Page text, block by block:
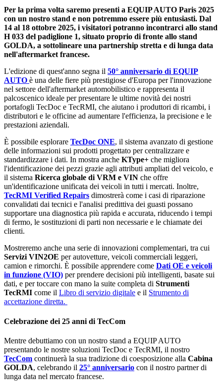
Per la prima volta saremo presenti a EQUIP AUTO Paris 2025
con un nostro stand e non potremmo essere più entusiasti. Dal
14 al 18 ottobre 2025, i visitatori potranno incontrarci allo stand
H 033 del padiglione 1, situato proprio di fronte allo stand
GOLDA, a sottolineare una partnership stretta e di lunga data
nell'aftermarket francese.
L'edizione di quest'anno segna il 50° anniversario di EQUIP
AUTO è una delle fiere più prestigiose d'Europa per l'innovazione
nel settore dell'aftermarket automobilistico e rappresenta il
palcoscenico ideale per presentare le ultime novità dei nostri
portafogli TecDoc e TecRMI, che aiutano i produttori di ricambi, i
distributori e le officine ad aumentare l'efficienza, la precisione e le
prestazioni aziendali.
È possibile esplorare TecDoc ONE, il sistema avanzato di gestione
delle informazioni sui prodotti progettato per centralizzare e
standardizzare i dati. In mostra anche KType+ che migliora
l'identificazione dei pezzi grazie agli attributi ampliati del veicolo, e
il sistema Ricerca globale di VRM e VIN che offre
un'identificazione unificata dei veicoli in tutti i mercati. Inoltre,
TecRMI Verified Repairs dimostrerà come i casi di riparazione
convalidati dai tecnici e l'analisi predittiva dei guasti possano
supportare una diagnostica più rapida e accurata, riducendo i tempi
di fermo, le sostituzioni di parti non necessarie e le chiamate dei
clienti.
Mostreremo anche una serie di innovazioni complementari, tra cui
Servizi VIN2OE per autovetture, veicoli commerciali leggeri,
camion e rimorchi. È possibile apprendere come Dati OE e veicoli
in funzione (VIO) per prendere decisioni più intelligenti, basate sui
dati, e per toccare con mano la suite completa di Strumenti
TecRMI come il Libro di servizio digitale e il Strumento di
accettazione diretta.
Celebrazione dei 25 anni di TecCom
Mentre debuttiamo con un nostro stand a EQUIP AUTO
presentando le nostre soluzioni TecDoc e TecRMI, il nostro
TecCom continuerà la sua tradizione di coesposizione alla Cabina
GOLDA, celebrando il 25° anniversario con il nostro partner di
lunga data nel mercato francese.